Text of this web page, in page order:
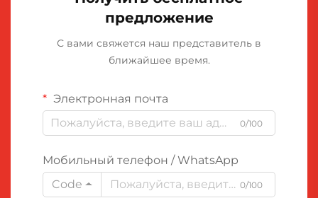
предложение
С вами свяжется наш представитель в
ближайшее время.
Электронная почта
0/100
Мобильный телефон / WhatsApp
Code
0/100